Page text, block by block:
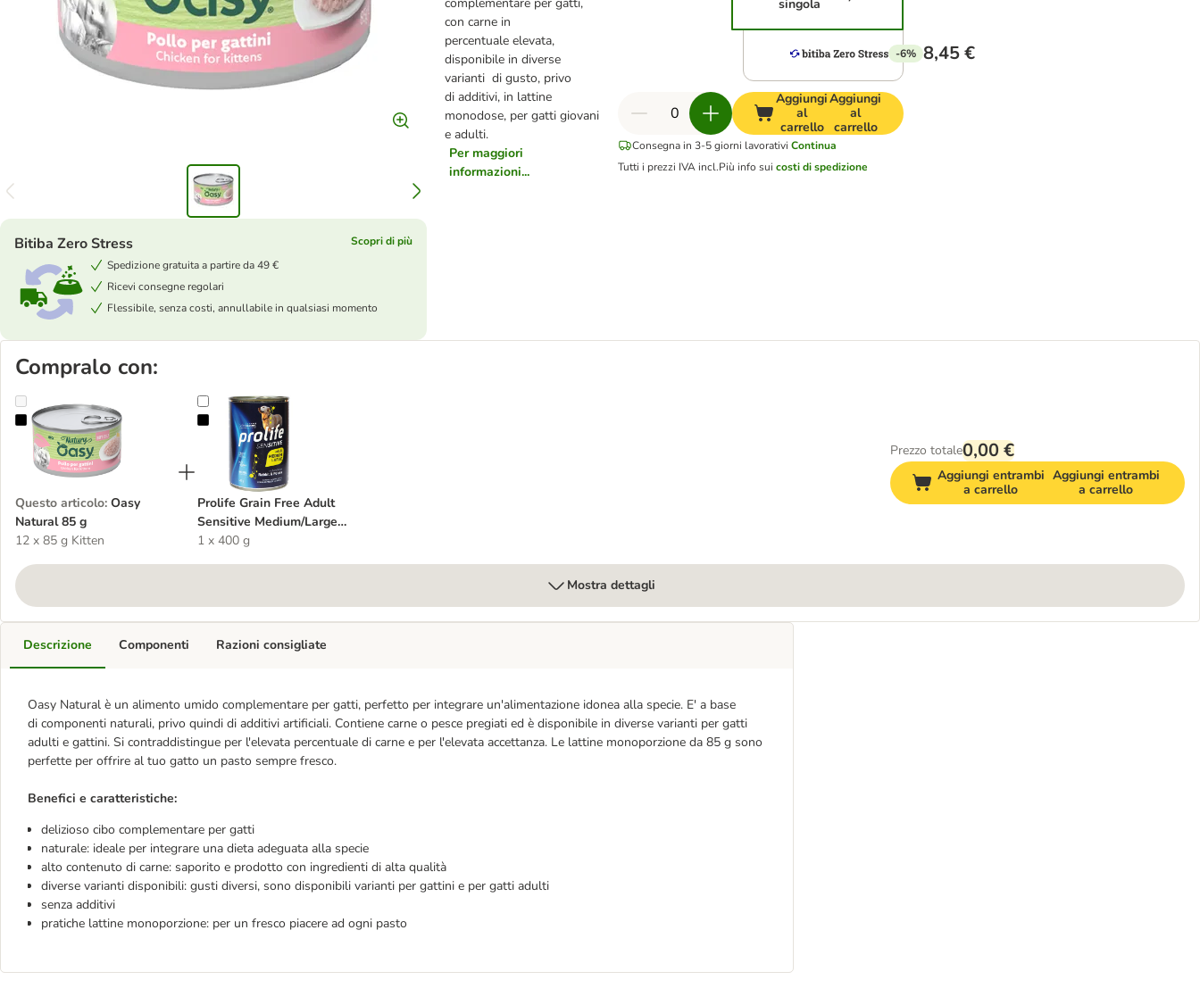
con carne in
percentuale elevata,
disponibile in diverse
varianti di gusto, privo
di additivi, in lattine
monodose, per gatti giovani
e adulti.
Per maggiori
informazioni...
Bitiba Zero Stress
Scopri di più
Spedizione gratuita a partire da 49 €
Ricevi consegne regolari
Flessibile, senza costi, annullabile in qualsiasi momento
singola
-6% 8,45 €
Aggiungi
al
carrello
Aggiungi
al
carrello
Consegna in 3-5 giorni lavorativi Continua
Tutti i prezzi IVA incl.Più info sui costi di spedizione
Compralo con:
Oasy Natural 85 g
Questo articolo: Oasy
Natural 85 g
12 x 85 g Kitten
Prolife Grain Free Adult Sensitive Medium/Large Coniglio
Prolife Grain Free Adult
Sensitive Medium/Large
Coniglio
1 x 400 g
Prezzo totale0,00 €
Aggiungi entrambi
a carrello
Aggiungi entrambi
a carrello
Mostra dettagli
Descrizione
Oasy Natural è un alimento umido complementare per gatti, perfetto per integrare un'alimentazione idonea alla specie. E' a base
di componenti naturali, privo quindi di additivi artificiali. Contiene carne o pesce pregiati ed è disponibile in diverse varianti per gatti
adulti e gattini. Si contraddistingue per l'elevata percentuale di carne e per l'elevata accettanza. Le lattine monoporzione da 85 g sono
perfette per offrire al tuo gatto un pasto sempre fresco.
Benefici e caratteristiche:
delizioso cibo complementare per gatti
naturale: ideale per integrare una dieta adeguata alla specie
alto contenuto di carne: saporito e prodotto con ingredienti di alta qualità
diverse varianti disponibili: gusti diversi, sono disponibili varianti per gattini e per gatti adulti
senza additivi
pratiche lattine monoporzione: per un fresco piacere ad ogni pasto
Componenti Razioni consigliate